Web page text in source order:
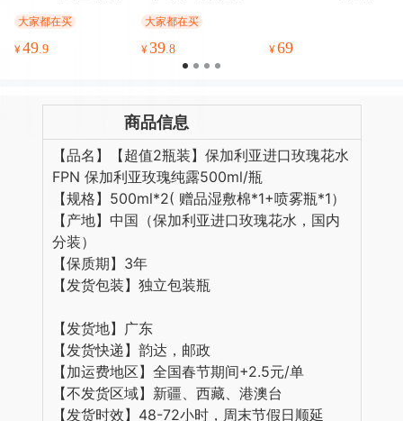
感、颜值、效果、
香气统统拉满! 去
大家都在买
¥49 .9
本就够了
大家都在买
¥39 .8
超轻折叠小巧便携
¥69
商品信息
【品名】【超值2瓶装】保加利亚进口玫瑰花水
FPN 保加利亚玫瑰纯露500ml/瓶
【规格】500ml*2( 赠品湿敷棉*1+喷雾瓶*1）
【产地】中国（保加利亚进口玫瑰花水，国内
分装）
【保质期】3年
【发货包装】独立包装瓶
【发货地】广东
【发货快递】韵达，邮政
【加运费地区】全国春节期间+2.5元/单
【不发货区域】新疆、西藏、港澳台
【发货时效】48-72小时，周末节假日顺延